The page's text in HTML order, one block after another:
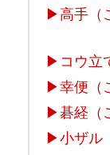
▶高手（
▶ コウ立
▶幸便（
▶碁経（
▶小ザル